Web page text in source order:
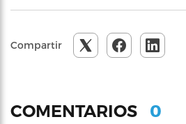
Compartir
COMENTARIOS 0